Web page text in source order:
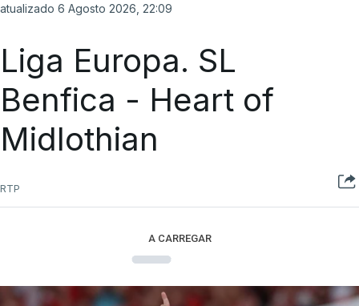
atualizado 6 Agosto 2026, 22:09
Liga Europa. SL
Benfica - Heart of
Midlothian
RTP
A CARREGAR